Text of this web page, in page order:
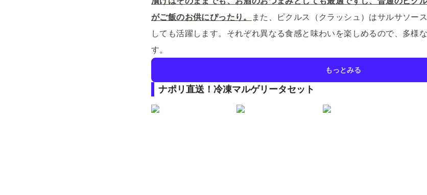
がご飯のお供にぴったり。
また、ピクルス（クラッシュ）はサルサソー
しても活躍します。 それぞれ異なる食感と味わいを楽しめるので、多様
す。
もっとみる
ナポリ直送！冷凍マルゲリータセット